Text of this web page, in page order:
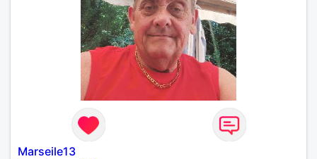
Marseile13